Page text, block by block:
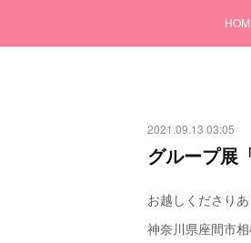
2021.09.13 03:05
グループ展
お越しくださり
神奈川県座間市